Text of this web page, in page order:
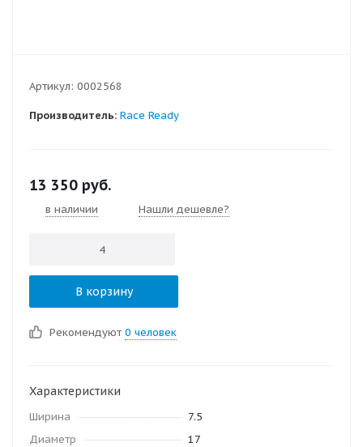
Артикул: 0002568
Производитель: Race Ready
13 350 руб.
в наличии Нашли дешевле?
В корзину
Рекомендуют 0 человек
Характеристики
Ширина
7.5
Диаметр
17